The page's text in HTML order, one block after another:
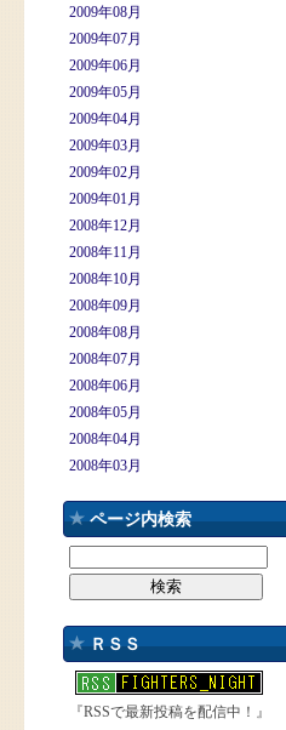
2009年08月
2009年07月
2009年06月
2009年05月
2009年04月
2009年03月
2009年02月
2009年01月
2008年12月
2008年11月
2008年10月
2008年09月
2008年08月
2008年07月
2008年06月
2008年05月
2008年04月
2008年03月
ページ内検索
ＲＳＳ
『RSSで最新投稿を配信中！』